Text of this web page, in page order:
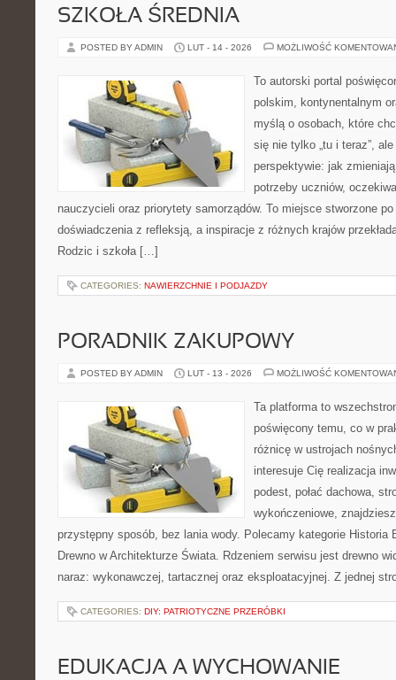
SZKOŁA ŚREDNIA
POSTED BY ADMIN LUT - 14 - 2026 MOŻLIWOŚĆ
To autorski portal
polskim, kontynentalnym
myślą o osobach, które
się nie tylko „tu i teraz”,
perspektywie: jak
potrzeby uczniów,
nauczycieli oraz priorytety samorządów. To miejsce stworzone
doświadczenia z refleksją, a inspiracje z różnych krajów
Rodzic i szkoła […]
CATEGORIES: NAWIERZCHNIE I PODJAZDY
PORADNIK ZAKUPOWY
POSTED BY ADMIN LUT - 13 - 2026 MOŻLIWOŚĆ
Ta platforma to
poświęcony temu, co w
różnicę w ustrojach
interesuje Cię realizacja
podest, połać dachowa,
wykończeniowe,
przystępny sposób, bez lania wody. Polecamy kategorie Historia
Drewno w Architekturze Świata. Rdzeniem serwisu jest drewno
naraz: wykonawczej, tartacznej oraz eksploatacyjnej. Z jednej
CATEGORIES: DIY: PATRIOTYCZNE PRZERÓBKI
EDUKACJA A WYCHOWANIE